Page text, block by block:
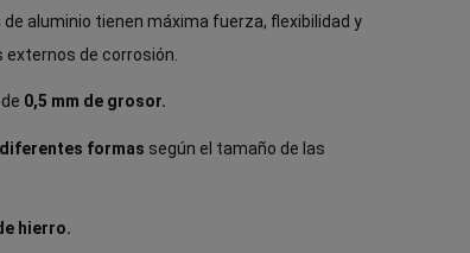
aluminio tienen máxima fuerza, flexibilidad y
de corrosión.
0,5 mm de grosor.
formas según el tamaño de las
hierro.